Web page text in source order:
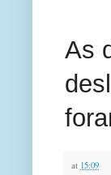
As
at 15:09